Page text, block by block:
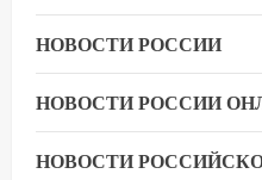
НОВОСТИ РОССИИ
НОВОСТИ РОССИИ
НОВОСТИ